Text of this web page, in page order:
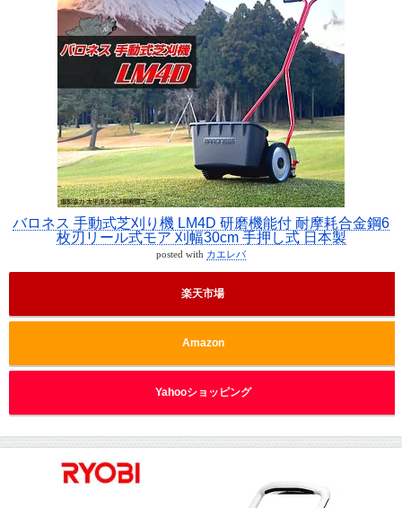
バロネス 手動式芝刈り機 LM4D 研磨機能付 耐摩耗合金鋼6
枚刃リール式モア 刈幅30cm 手押し式 日本製
posted with カエレバ
楽天市場
Amazon
Yahooショッピング